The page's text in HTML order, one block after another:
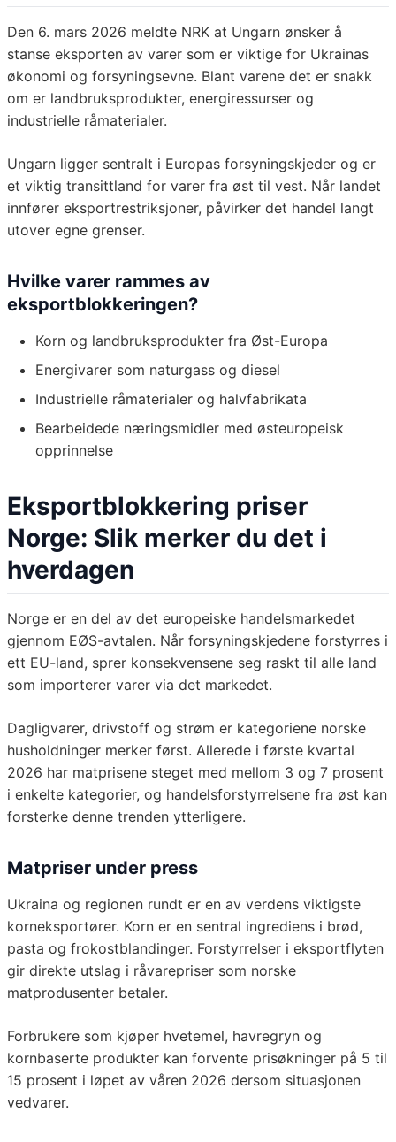
Den 6. mars 2026 meldte NRK at Ungarn ønsker å
stanse eksporten av varer som er viktige for Ukrainas
økonomi og forsyningsevne. Blant varene det er snakk
om er landbruksprodukter, energiressurser og
industrielle råmaterialer.
Ungarn ligger sentralt i Europas forsyningskjeder og er
et viktig transittland for varer fra øst til vest. Når landet
innfører eksportrestriksjoner, påvirker det handel langt
utover egne grenser.
Hvilke varer rammes av
eksportblokkeringen?
Korn og landbruksprodukter fra Øst-Europa
Energivarer som naturgass og diesel
Industrielle råmaterialer og halvfabrikata
Bearbeidede næringsmidler med østeuropeisk
opprinnelse
Eksportblokkering priser
Norge: Slik merker du det i
hverdagen
Norge er en del av det europeiske handelsmarkedet
gjennom EØS-avtalen. Når forsyningskjedene forstyrres i
ett EU-land, sprer konsekvensene seg raskt til alle land
som importerer varer via det markedet.
Dagligvarer, drivstoff og strøm er kategoriene norske
husholdninger merker først. Allerede i første kvartal
2026 har matprisene steget med mellom 3 og 7 prosent
i enkelte kategorier, og handelsforstyrrelsene fra øst kan
forsterke denne trenden ytterligere.
Matpriser under press
Ukraina og regionen rundt er en av verdens viktigste
korneksportører. Korn er en sentral ingrediens i brød,
pasta og frokostblandinger. Forstyrrelser i eksportflyten
gir direkte utslag i råvarepriser som norske
matprodusenter betaler.
Forbrukere som kjøper hvetemel, havregryn og
kornbaserte produkter kan forvente prisøkninger på 5 til
15 prosent i løpet av våren 2026 dersom situasjonen
vedvarer.